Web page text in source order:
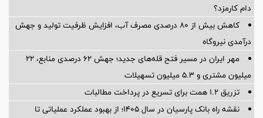
دام کارمزد؟
کاهش بیش از ۸۰ درصدی مصرف آب، افزایش ظرفیت تولید و جهش
درآمدی نیروگاه
مهر ایران در مسیر فتح قله‌های جدید؛ جهش ۶۲ درصدی منابع، ۲۲
میلیون مشتری و ۵.۳ میلیون تسهیلات
تزریق ۱.۲ همت برای تسریع در پرداخت مطالبات
نقشه راه بانک پارسیان در سال ۱۴۰۵؛ از بهبود عملکرد عملیاتی تا